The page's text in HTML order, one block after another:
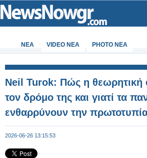
ΝΕΑ VIDEO NEA PHOTO NEA
Neil Turok: Πώς η θεωρητική
τον δρόμο της και γιατί τα
ενθαρρύνουν την
2026-06-26 13:15:53